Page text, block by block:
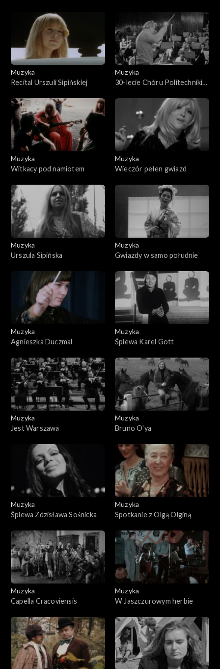
Muzyka
Recital Urszuli Sipińskiej
Muzyka
30-lecie Chóru Politechniki
Muzyka
Witkacy pod namiotem
Muzyka
Wieczór pełen gwiazd
Muzyka
Urszula Sipińska
Muzyka
Gwiazdy w samo południe
Muzyka
Agnieszka Duczmal
Muzyka
Śpiewa Karel Gott
Muzyka
Jest Warszawa
Muzyka
Bruno O'ya
Muzyka
Śpiewa Zdzisława Sośnicka
Muzyka
Spotkanie z Olgą Olginą
Muzyka
Capella Cracoviensis
Muzyka
W Jaszczurowym herbie